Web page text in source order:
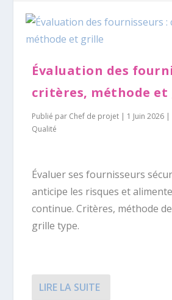
Évaluation des
critères, méthode
Publié par Chef de projet | 1 Juin 2026 |
Qualité
Évaluer ses fournisseurs
anticipe les risques et
continue. Critères, méthode
grille type.
LIRE LA SUITE